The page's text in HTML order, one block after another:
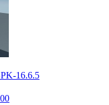
16.6.5